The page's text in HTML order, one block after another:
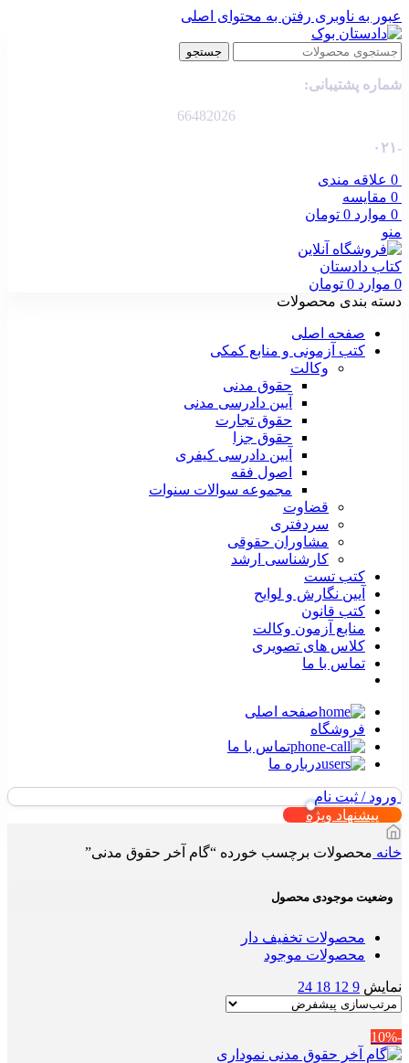
عبور به ناوبری رفتن به محتوای اصلی
جستجو
شماره پشتیبانی:
66482026
-۰۲۱
0 علاقه مندی
0 مقایسه
0 موارد 0 تومان
منو
0 موارد 0 تومان
دسته بندی محصولات
صفحه اصلی
کتب آزمونی و منابع کمکی
وکالت
حقوق مدنی
آیین دادرسی مدنی
حقوق تجارت
حقوق جزا
آیین دادرسی کیفری
اصول فقه
مجموعه سوالات سنوات
قضاوت
سردفتری
مشاوران حقوقی
کارشناسی ارشد
کتب تست
آیین نگارش و لوایح
کتب قانون
منابع آزمون وکالت
کلاس های تصویری
تماس با ما
صفحه اصلی
فروشگاه
تماس با ما
درباره ما
ورود / ثبت نام
پیشنهاد ویژه
خانه محصولات برچسب خورده “گام آخر حقوق مدنی”
وضعیت موجودی محصول
محصولات تخفیف دار
محصولات موجود
نمایش 9
12
18
24
-10%